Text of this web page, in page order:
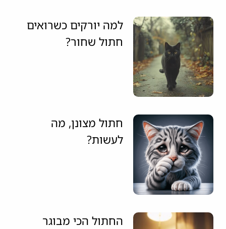
למה יורקים כשרואים
חתול שחור?
חתול מצונן, מה
לעשות?
החתול הכי מבוגר